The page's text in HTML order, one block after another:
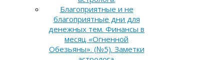
Благоприятные и не
благоприятные дни для
денежных тем. Финансы в
месяц «Огненной
Обезьяны». (№5). Заметки